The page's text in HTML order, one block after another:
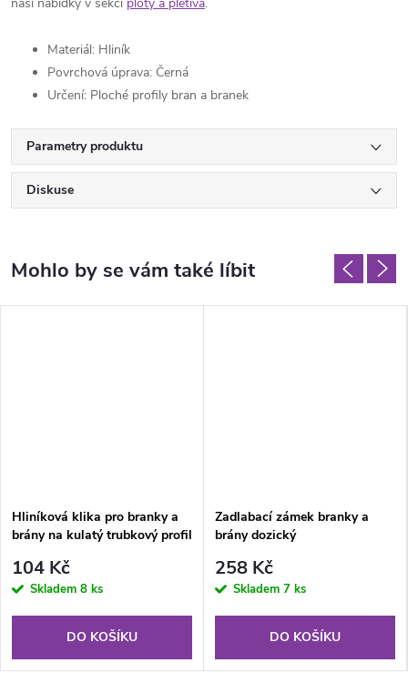
Materiál: Hliník
Povrchová úprava: Černá
Určení: Ploché profily bran a branek
Parametry produktu
Diskuse
Hliníková klika pro branky a
brány na kulatý trubkový profil
104 Kč
Skladem 8 ks
DO KOŠÍKU
Zadlabací zámek branky a
brány dozický
258 Kč
Skladem 7 ks
DO KOŠÍKU